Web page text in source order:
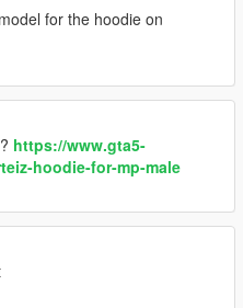
for the hoodie on
https://www.gta5-
hoodie-for-mp-male